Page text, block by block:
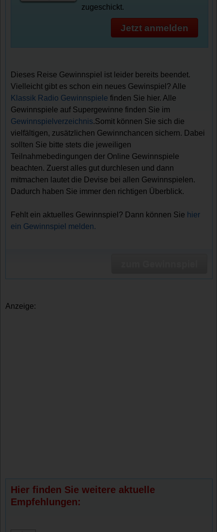
zugeschickt.
Jetzt anmelden
Dieses Reise Gewinnspiel ist leider bereits beendet.
Vielleicht gibt es schon ein neues Gewinspiel? Alle
Klassik Radio Gewinnspiele finden Sie hier. Alle
Gewinnspiele auf Supergewinne finden Sie im
Gewinnspielverzeichnis.Somit können Sie sich die
vielfältigen, zusätzlichen Gewinnchancen sichern. Dabei
sollten Sie bitte stets die jeweiligen
Teilnahmebedingungen der Online Gewinnspiele
beachten. Zuerst alles gut durchlesen und dann
mitmachen lautet die Devise bei allen Gewinnspielen.
Dadurch haben Sie immer den richtigen Überblick.
Fehlt ein aktuelles Gewinnspiel? Dann können Sie hier
ein Gewinnspiel melden.
Anzeige:
Hier finden Sie weitere aktuelle
Empfehlungen: